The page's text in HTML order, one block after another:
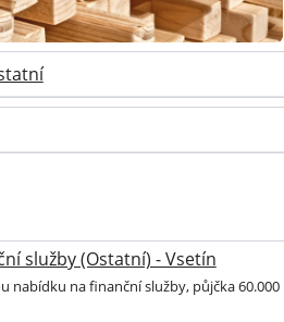
služby (Ostatní) - Vsetín
nabídku na finanční služby, půjčka 60.000